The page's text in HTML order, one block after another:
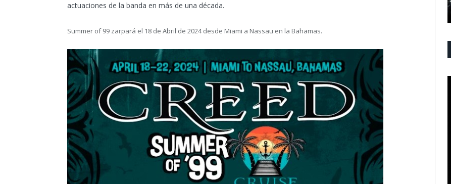
actuaciones de la banda en más de una década.
Summer of 99 zarpará el 18 de Abril de 2024 desde Miami a Nassau en la Bahamas.